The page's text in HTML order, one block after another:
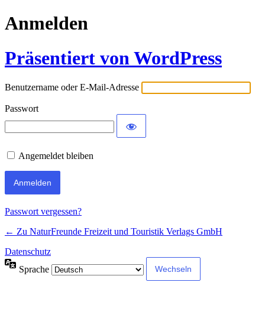
Anmelden
Präsentiert von WordPress
Benutzername oder E-Mail-Adresse
Passwort
Angemeldet bleiben
Passwort vergessen?
← Zu NaturFreunde Freizeit und Touristik Verlags GmbH
Datenschutz
Sprache